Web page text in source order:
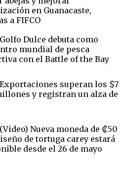
en Guanacaste,
a FIFCO
Golfo Dulce debuta como
mundial de pesca
con el Battle of the Bay
Exportaciones superan los $7
y registran un alza de
(Video) Nueva moneda de ₡50
de tortuga carey estará
desde el 26 de mayo